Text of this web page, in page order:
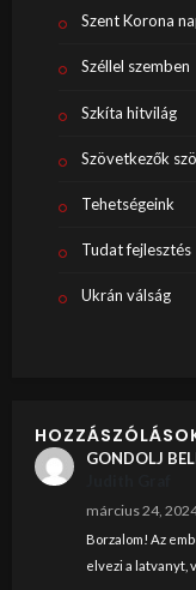
Szent Korona
Széllel szemben
Szkíta hitvilág
Szövetkezők
Tehetségeink
Tudat fejlesztés
Ukrán válság
GONDOLJ
március 24,
Borzalom! Az
elvezi a latvanyt,